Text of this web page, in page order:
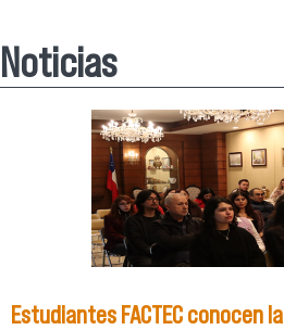
Noticias
Estudiantes FACTEC conocen